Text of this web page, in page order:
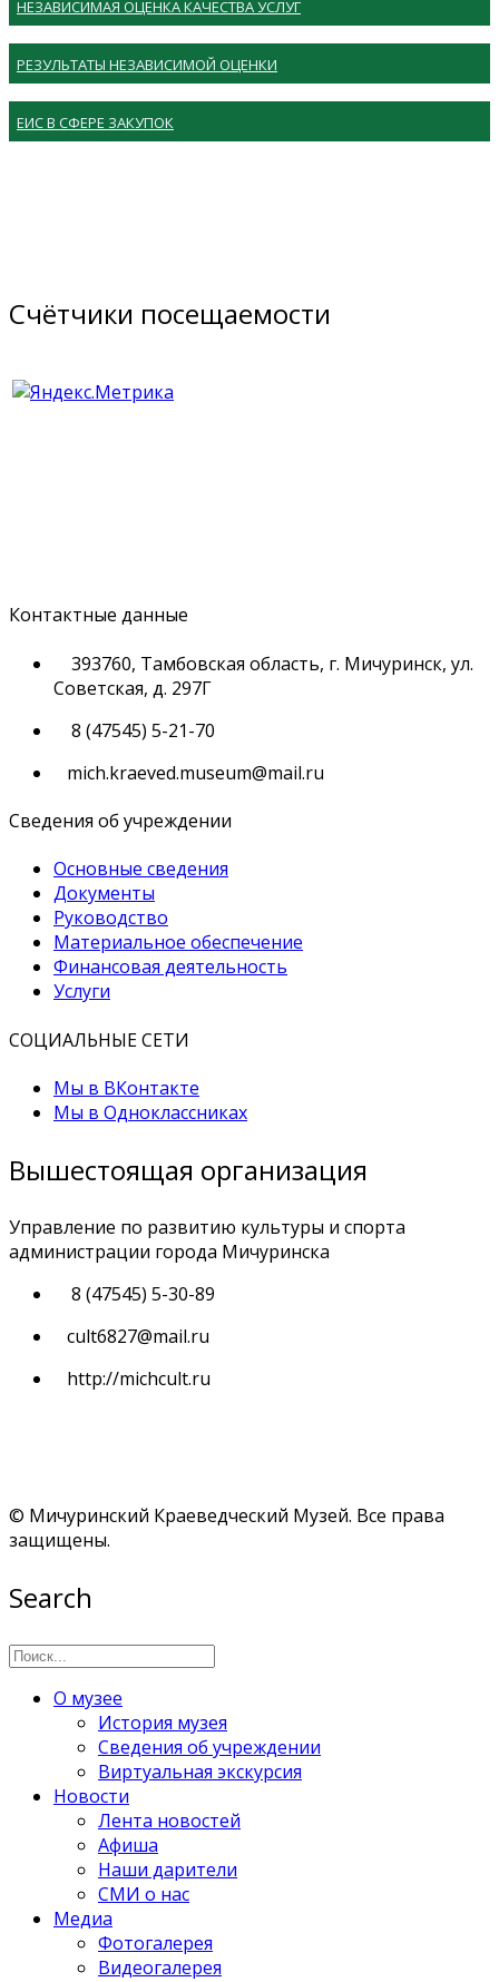
НЕЗАВИСИМАЯ ОЦЕНКА КАЧЕСТВА УСЛУГ
РЕЗУЛЬТАТЫ НЕЗАВИСИМОЙ ОЦЕНКИ
ЕИС В СФЕРЕ ЗАКУПОК
Счётчики посещаемости
Контактные данные
393760, Тамбовская область, г. Мичуринск, ул.
Советская, д. 297Г
8 (47545) 5-21-70
mich.kraeved.museum@mail.ru
Сведения об учреждении
Основные сведения
Документы
Руководство
Материальное обеспечение
Финансовая деятельность
Услуги
СОЦИАЛЬНЫЕ СЕТИ
Мы в ВКонтакте
Мы в Одноклассниках
Вышестоящая организация
Управление по развитию культуры и спорта
администрации города Мичуринска
8 (47545) 5-30-89
cult6827@mail.ru
http://michcult.ru
© Мичуринский Краеведческий Музей. Все права
защищены.
Search
О музее
История музея
Сведения об учреждении
Виртуальная экскурсия
Новости
Лента новостей
Афиша
Наши дарители
СМИ о нас
Медиа
Фотогалерея
Видеогалерея